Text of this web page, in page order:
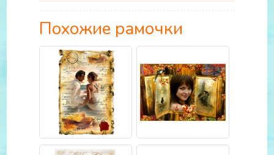
Похожие рамочки